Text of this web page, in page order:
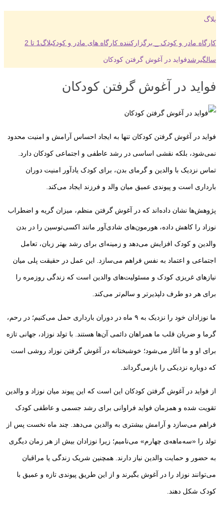
بلاگ
کارگاه مادر و کودک _ برگزارکننده کارگاه های مادر و کودکبلاگ 1 تا 2
سالگیرشدفواید در آغوش گرفتن کودکان
فواید در آغوش گرفتن کودکان
فواید در آغوش گرفتن کودکان تنها به ایجاد احساس آرامش و امنیت محدود
نمی‌شود، بلکه نقشی اساسی در رشد عاطفی و اجتماعی کودکان دارد.
تماس نزدیک با والدین و گرمای بدن، برای کودک یادآور امنیت دوران
بارداری است و پیوندی عمیق میان والد و فرزند ایجاد می‌کند.
پژوهش‌ها نشان داده‌اند که در آغوش گرفتن منظم، میزان گریه و اضطراب
نوزاد را کاهش داده، هورمون‌های شادی‌آور مانند اکسی‌توسین را در بدن
والدین و کودک افزایش می‌دهد و زمینه‌ای برای رشد بهتر زبان، تعامل
اجتماعی و اعتماد به نفس فراهم می‌سازد. این عمل در حقیقت پلی میان
نیازهای غریزی کودک و مسئولیت‌های والدین است که زندگی روزمره را
برای هر دو طرف دلپذیرتر و سالم‌تر می‌کند.
ما نوزادان خود را نزدیک به ۹ ماه در دوران بارداری حمل می‌کنیم؛ در رحم،
گرما و ضربان قلب ما همراهان دائمی آن‌ها هستند. با تولد نوزاد، جهانی تازه
برای او و ما آغاز می‌شود؛ خوشبختانه در آغوش گرفتن نوزاد روشی است
که دوباره نزدیکی را بازمی‌گرداند.
از فواید در آغوش گرفتن کودکان این است که این پیوند میان نوزاد و والدین
تقویت شده و همزمان فواید فراوانی برای رشد جسمی و عاطفی کودک
فراهم می‌سازد و آرامش بیشتری به والدین می‌دهد. چند ماه نخست پس از
تولد را «سه‌ماهه‌ی چهارم» می‌نامیم؛ زیرا نوزادان بیش از هر زمان دیگری
به حضور و حمایت والدین نیاز دارند. همچنین شریک زندگی یا مراقبان
می‌توانند نوزاد را در آغوش بگیرند و از این طریق پیوندی تازه و عمیق با
کودک شکل دهند.